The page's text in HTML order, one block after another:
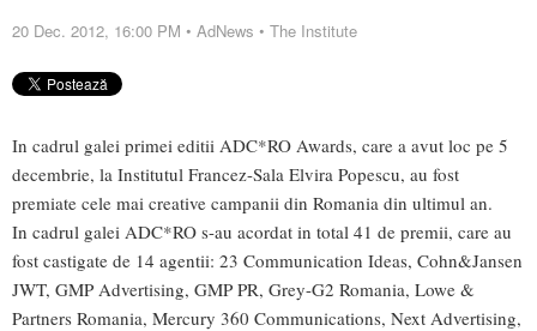
20 Dec. 2012, 16:00 PM • AdNews • The Institute
In cadrul galei primei editii ADC*RO Awards, care a avut loc pe 5
decembrie, la Institutul Francez-Sala Elvira Popescu, au fost
premiate cele mai creative campanii din Romania din ultimul an.
In cadrul galei ADC*RO s-au acordat in total 41 de premii, care au
fost castigate de 14 agentii: 23 Communication Ideas, Cohn&Jansen
JWT, GMP Advertising, GMP PR, Grey-G2 Romania, Lowe &
Partners Romania, Mercury 360 Communications, Next Advertising,